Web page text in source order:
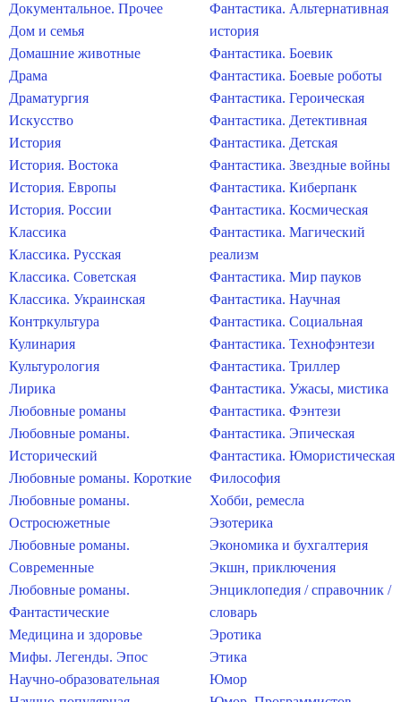
Документальное. Прочее
Дом и семья
Домашние животные
Драма
Драматургия
Искусство
История
История. Востока
История. Европы
История. России
Классика
Классика. Русская
Классика. Советская
Классика. Украинская
Контркультура
Кулинария
Культурология
Лирика
Любовные романы
Любовные романы.
Исторический
Любовные романы. Короткие
Любовные романы.
Остросюжетные
Любовные романы.
Современные
Любовные романы.
Фантастические
Медицина и здоровье
Мифы. Легенды. Эпос
Научно-образовательная
Фантастика. Альтернативная
история
Фантастика. Боевик
Фантастика. Боевые роботы
Фантастика. Героическая
Фантастика. Детективная
Фантастика. Детская
Фантастика. Звездные войны
Фантастика. Киберпанк
Фантастика. Космическая
Фантастика. Магический
реализм
Фантастика. Мир пауков
Фантастика. Научная
Фантастика. Социальная
Фантастика. Технофэнтези
Фантастика. Триллер
Фантастика. Ужасы, мистика
Фантастика. Фэнтези
Фантастика. Эпическая
Фантастика. Юмористическая
Философия
Хобби, ремесла
Эзотерика
Экономика и бухгалтерия
Экшн, приключения
Энциклопедия / справочник /
словарь
Эротика
Этика
Юмор